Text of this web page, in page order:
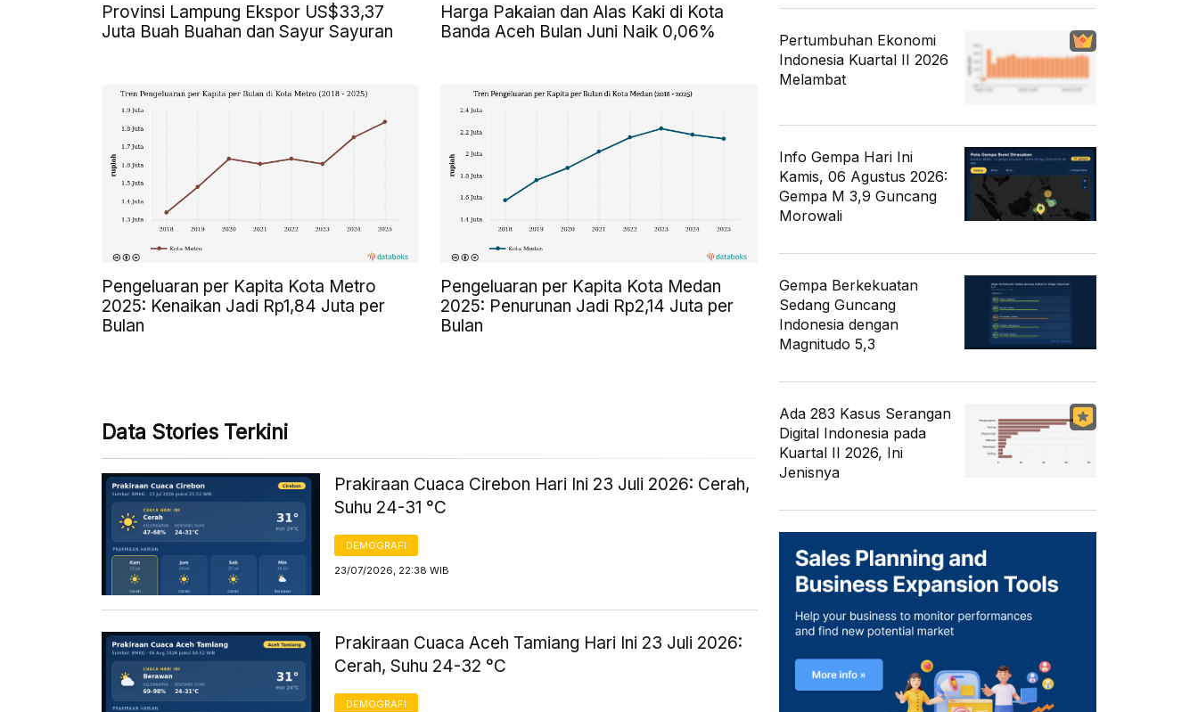
Provinsi Lampung Ekspor US$33,37
Juta Buah Buahan dan Sayur Sayuran
Harga Pakaian dan Alas Kaki di Kota
Banda Aceh Bulan Juni Naik 0,06%
Pengeluaran per Kapita Kota Metro
2025: Kenaikan Jadi Rp1,84 Juta per
Bulan
Pengeluaran per Kapita Kota Medan
2025: Penurunan Jadi Rp2,14 Juta per
Bulan
Data Stories Terkini
Prakiraan Cuaca Cirebon Hari Ini 23 Juli 2026: Cerah,
Suhu 24-31 °C
DEMOGRAFI
23/07/2026, 22:38 WIB
Prakiraan Cuaca Aceh Tamiang Hari Ini 23 Juli 2026:
Cerah, Suhu 24-32 °C
DEMOGRAFI
Pertumbuhan Ekonomi
Indonesia Kuartal II 2026
Melambat
Info Gempa Hari Ini
Kamis, 06 Agustus 2026:
Gempa M 3,9 Guncang
Morowali
Gempa Berkekuatan
Sedang Guncang
Indonesia dengan
Magnitudo 5,3
Ada 283 Kasus Serangan
Digital Indonesia pada
Kuartal II 2026, Ini
Jenisnya